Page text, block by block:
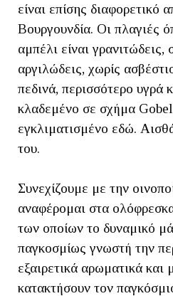
είναι επίσης διαφορετικό
Βουργουνδία. Οι πλαγιές
αμπέλι είναι γρανιτώδεις,
αργιλώδεις, χωρίς
πεδινά, περισσότερο υγρά
κλαδεμένο σε σχήμα
εγκλιματισμένο εδώ.
του.
Συνεχίζουμε με την
αναφέρομαι στα
των οποίων το δυναμικό
παγκοσμίως γνωστή την
εξαιρετικά αρωματικά
κατακτήσουν τον